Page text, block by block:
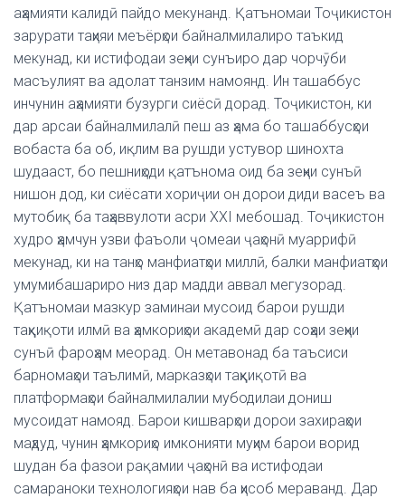
аҳамияти калидӣ пайдо мекунанд. Қатъномаи Тоҷикистон
зарурати таҳияи меъёрҳои байналмилалиро таъкид
мекунад, ки истифодаи зеҳни сунъиро дар чорчӯби
масъулият ва адолат танзим намоянд. Ин ташаббус
инчунин аҳамияти бузурги сиёсӣ дорад. Тоҷикистон, ки
дар арсаи байналмилалӣ пеш аз ҳама бо ташаббусҳои
вобаста ба об, иқлим ва рушди устувор шинохта
шудааст, бо пешниҳоди қатънома оид ба зеҳни сунъӣ
нишон дод, ки сиёсати хориҷии он дорои диди васеъ ва
мутобиқ ба таҳаввулоти асри XXI мебошад. Тоҷикистон
худро ҳамчун узви фаъоли ҷомеаи ҷаҳонӣ муаррифӣ
мекунад, ки на танҳо манфиатҳои миллӣ, балки манфиатҳои
умумибашариро низ дар мадди аввал мегузорад.
Қатъномаи мазкур заминаи мусоид барои рушди
таҳқиқоти илмӣ ва ҳамкориҳои академӣ дар соҳаи зеҳни
сунъӣ фароҳам меорад. Он метавонад ба таъсиси
барномаҳои таълимӣ, марказҳои таҳқиқотӣ ва
платформаҳои байналмилалии мубодилаи дониш
мусоидат намояд. Барои кишварҳои дорои захираҳои
маҳдуд, чунин ҳамкориҳо имконияти муҳим барои ворид
шудан ба фазои рақамии ҷаҳонӣ ва истифодаи
самараноки технологияҳои нав ба ҳисоб мераванд. Дар